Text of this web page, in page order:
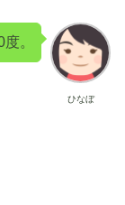
ひなぼ
。